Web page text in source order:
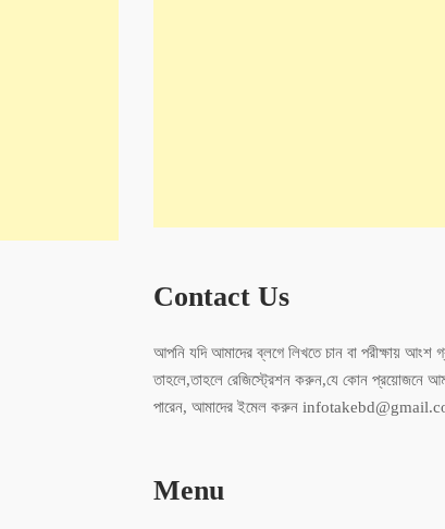
Contact Us
আপনি যদি আমাদের ব্লগে লিখতে চান বা পরীক্ষায় আংশ
তাহলে,তাহলে রেজিস্ট্রেশন করুন,যে কোন প্রয়োজনে
পারেন, আমাদের ইমেল করুন
Menu